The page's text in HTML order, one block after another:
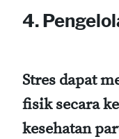
4.
Stres dapat
fisik secara
kesehatan